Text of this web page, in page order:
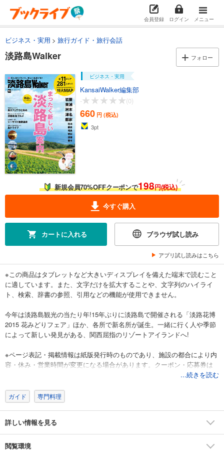
会員登録 ログイン メニュー
ビジネス・実用 旅行ガイド・旅行会話
淡路島Walker フォロー
ビジネス・実用
KansaiWalker編集部
-
(0)
660 円 (税込)
3pt
新規会員70%OFFクーポンで198円(税込)
今すぐ購入
カートに入れる ブラウザ試し読み
アプリ試し読みはこちら
※この商品はタブレットなど大きいディスプレイを備えた端末で読むこと
に適しています。また、文字だけを拡大することや、文字列のハイライ
ト、検索、辞書の参照、引用などの機能が使用できません。
今年は淡路島観光の当たり年!15年ぶりに淡路島で開催される「淡路花博
2015 花みどりフェア」ほか、各所で新名所が誕生。一緒に行く人や季節
によって新しい発見がある、関西屈指のリゾートアイランドへ!
※ページ表記・掲載情報は紙版発行時のものであり、施設の都合により内
容・休み・営業時間が変更になる場合があります。クーポン・応募券は
電子版に収録しておりません。一部記事・写真・別冊や中綴じなどの特
...続きを読む
ガイド 専門料理
詳しい情報を見る
閲覧環境